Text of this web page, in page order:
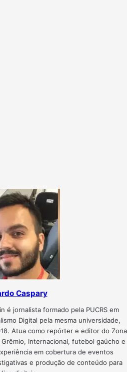
Caspary
é jornalista formado pela PUCRS em
Digital pela mesma universidade,
Atua como repórter e editor do Zona
Internacional, futebol gaúcho e
em cobertura de eventos
e produção de conteúdo para